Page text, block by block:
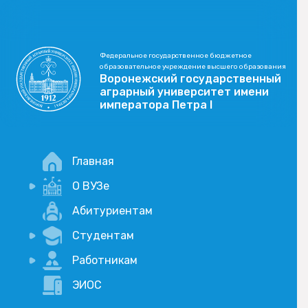
Федеральное государственное бюджетное
образовательное учреждение высшего образования
Воронежский государственный
аграрный университет имени
императора Петра I
Главная
О ВУЗе
Новости
Учебный процесс
Научная деятельность
Абитуриентам
Студентам
Портал дистанционого обучения
Академические отпуска
Работникам
Внимание, опрос!
ЭИОС